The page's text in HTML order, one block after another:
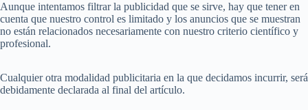
Aunque intentamos filtrar la publicidad que se sirve, hay que tener en
cuenta que nuestro control es limitado y los anuncios que se muestran
no están relacionados necesariamente con nuestro criterio científico y
profesional.
Cualquier otra modalidad publicitaria en la que decidamos incurrir, será
debidamente declarada al final del artículo.